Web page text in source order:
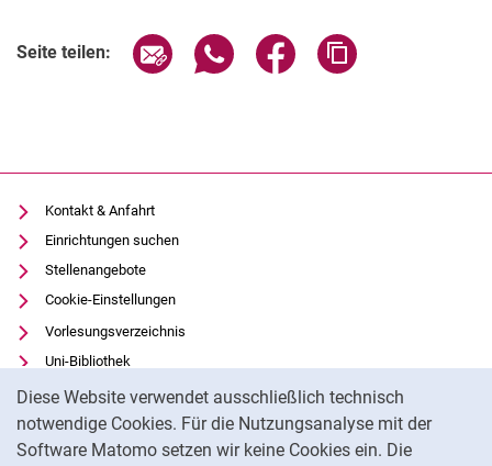
Diese Website verwendet ausschließlich technisch
notwendige Cookies. Für die Nutzungsanalyse mit der
Software Matomo setzen wir keine Cookies ein. Die
Seite teilen: Seite über E-Mail teilen
Seite über WhatsApp teilen
Seite über Facebook
Kontakt & Anfahrt
Einrichtungen suchen
Stellenangebote
Cookie-Einstellungen
Vorlesungsverzeichnis
Uni-Bibliothek
Moodle
Panopto
Datenschutz